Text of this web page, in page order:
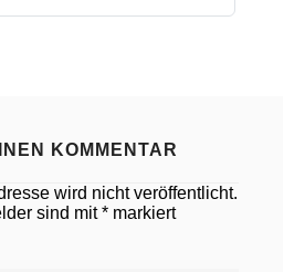
KOMMENTAR
wird nicht veröffentlicht.
sind mit* markiert